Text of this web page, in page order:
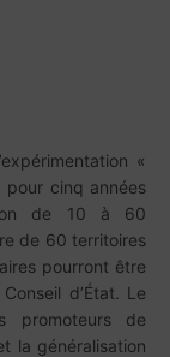
«
pour cinq années
de 10 à 60
de 60 territoires
pourront être
d’État. Le
promoteurs de
la généralisation